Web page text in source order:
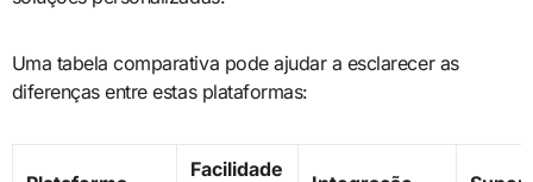
Uma tabela comparativa pode ajudar a esclarecer as
diferenças entre estas plataformas:
Facilidade